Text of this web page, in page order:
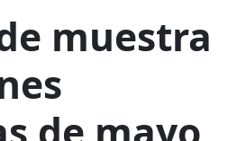
muestra